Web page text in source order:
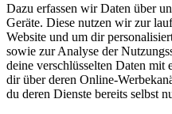
Dazu erfassen wir Daten über
Geräte. Diese nutzen wir zur
Website und um dir
sowie zur Analyse der
deine verschlüsselten Daten mit
dir über deren Online-
du deren Dienste bereits selbst